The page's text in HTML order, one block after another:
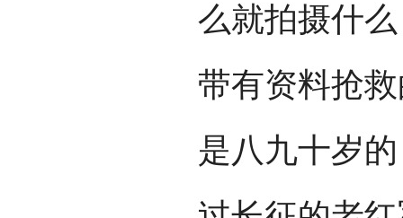
么就拍摄什
带有资料抢
是八九十岁